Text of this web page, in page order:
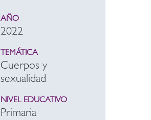
AÑO
2022
TEMÁTICA
Cuerpos y
sexualidad
NIVEL EDUCATIVO
Primaria